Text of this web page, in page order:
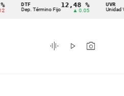
Cintillo
indicadores
económicos
DTF
Dep. Término Fijo
12,48 %
▲ 0.05
UVR
Unidad Valor
graphic_eq play_arrow photo_camera